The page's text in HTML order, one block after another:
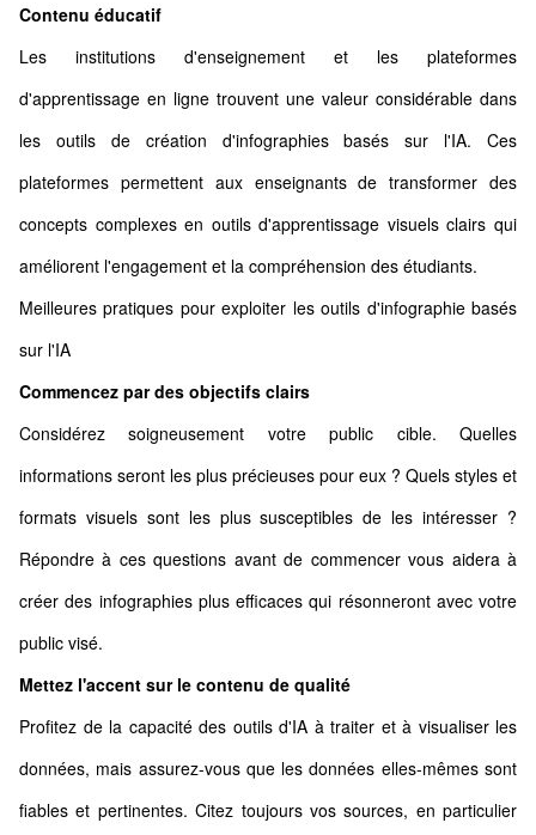
Contenu éducatif
Les institutions d'enseignement et les plateformes
d'apprentissage en ligne trouvent une valeur considérable dans
les outils de création d'infographies basés sur l'IA. Ces
plateformes permettent aux enseignants de transformer des
concepts complexes en outils d'apprentissage visuels clairs qui
améliorent l'engagement et la compréhension des étudiants.
Meilleures pratiques pour exploiter les outils d'infographie basés
sur l'IA
Commencez par des objectifs clairs
Considérez soigneusement votre public cible. Quelles
informations seront les plus précieuses pour eux ? Quels styles et
formats visuels sont les plus susceptibles de les intéresser ?
Répondre à ces questions avant de commencer vous aidera à
créer des infographies plus efficaces qui résonneront avec votre
public visé.
Mettez l'accent sur le contenu de qualité
Profitez de la capacité des outils d'IA à traiter et à visualiser les
données, mais assurez-vous que les données elles-mêmes sont
fiables et pertinentes. Citez toujours vos sources, en particulier